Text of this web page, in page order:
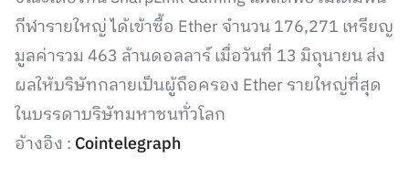
กีฬารายใหญ่ ได้เข้าซื้อ Ether จำนวน 176,271 เหรียญ
มูลค่ารวม 463 ล้านดอลลาร์ เมื่อวันที่ 13 มิถุนายน ส่ง
ผลให้บริษัทกลายเป็นผู้ถือครอง Ether รายใหญ่ที่สุด
ในบรรดาบริษัทมหาชนทั่วโลก
อ้างอิง : Cointelegraph